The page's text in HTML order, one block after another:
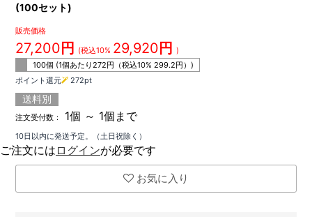
(100セット)
販売価格
27,200 円 (税込10% 29,920 円 )
100個 (1個あたり 272円（税込10% 299.2円）)
ポイント還元
272pt
送料別
注文受付数： 1個 ～ 1個まで
10日以内に発送予定。（土日祝除く）
ご注文には ログインが必要です
お気に入り